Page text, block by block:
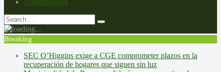
Transmisiones
Breaking
SEC O’Higgins exige a CGE comprometer plazos en la
recuperación de hogares que siguen sin luz